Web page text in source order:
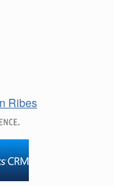
Ribes